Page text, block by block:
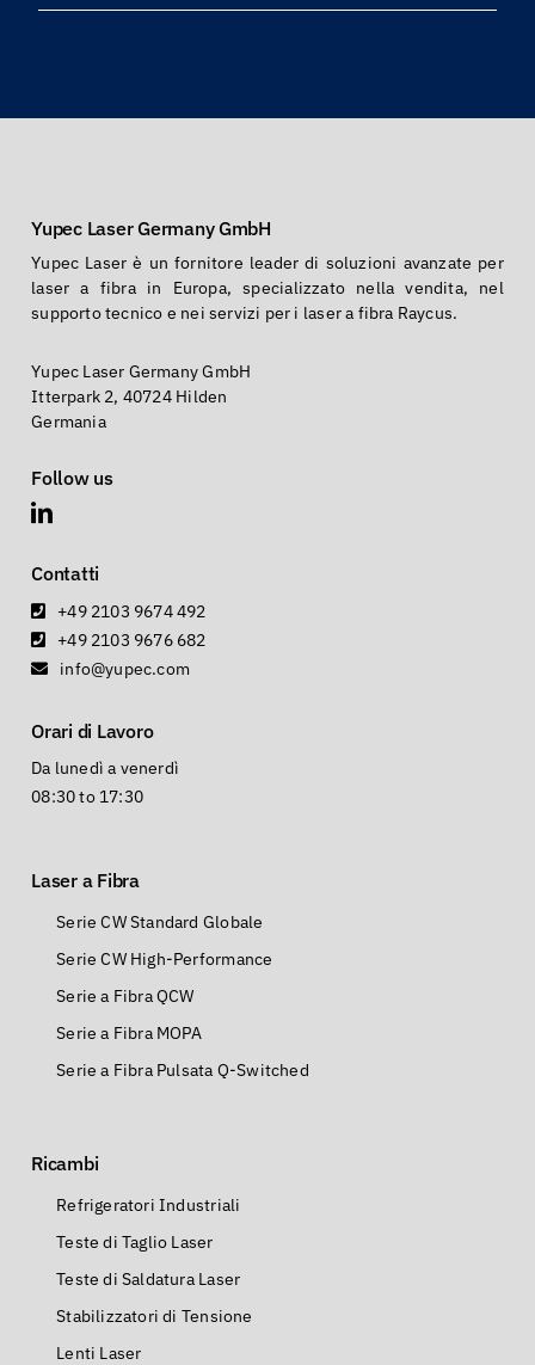
Yupec Laser Germany GmbH
Yupec Laser è un fornitore leader di soluzioni avanzate per
laser a fibra in Europa, specializzato nella vendita, nel
supporto tecnico e nei servizi per i laser a fibra Raycus.
Yupec Laser Germany GmbH
Itterpark 2, 40724 Hilden
Germania
Follow us
Contatti
+49 2103 9674 492
+49 2103 9676 682
info@yupec.com
Orari di Lavoro
Da lunedì a venerdì
08:30 to 17:30
Laser a Fibra
Serie CW Standard Globale
Serie CW High-Performance
Serie a Fibra QCW
Serie a Fibra MOPA
Serie a Fibra Pulsata Q-Switched
Ricambi
Refrigeratori Industriali
Teste di Taglio Laser
Teste di Saldatura Laser
Stabilizzatori di Tensione
Lenti Laser